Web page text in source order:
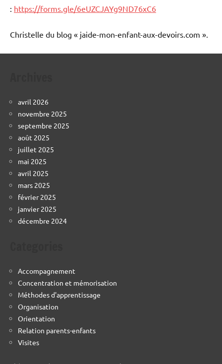
: https://forms.gle/6eUZCJAYg9ND76xC6
Christelle du blog « jaide-mon-enfant-aux-devoirs.com ».
avril 2026
novembre 2025
septembre 2025
août 2025
juillet 2025
mai 2025
avril 2025
mars 2025
février 2025
janvier 2025
décembre 2024
Accompagnement
Concentration et mémorisation
Méthodes d'apprentissage
Organisation
Orientation
Relation parents-enfants
Visites